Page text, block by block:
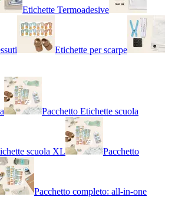
Etichette Termoadesive
Etichette per scarpe
Pacchetto Etichette scuola
scuola XL Pacchetto
Pacchetto completo: all-in-one